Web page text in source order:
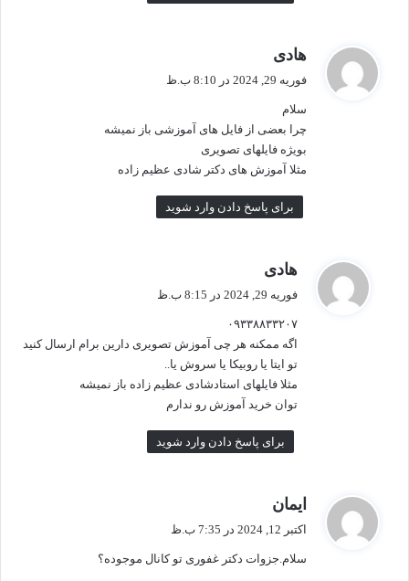
هادی
فوریه 29, 2024 در 8:10 ب.ظ
سلام
چرا بعضی از فایل های آموزشی باز نمیشه
بویژه فایلهای تصویری
مثلا آموزش های دکتر شادی عظیم زاده
برای پاسخ دادن وارد شوید
هادی
:
فوریه 29, 2024 در 8:15 ب.ظ
۰۹۳۳۸۸۳۳۲۰۷
اگه ممکنه هر چی آموزش تصویری دارین برام ارسال کنید
تو ایتا یا روبیکا یا سروش یا..‌
مثلا فایلهای استادشادی عظیم زاده باز نمیشه
توان خرید آموزش رو ندارم
برای پاسخ دادن وارد شوید
ایمان
:
اکتبر 12, 2024 در 7:35 ب.ظ
سلام.جزوات دکتر غفوری تو کانال موجوده؟